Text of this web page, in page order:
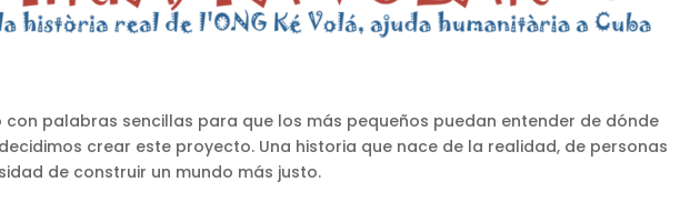
palabras sencillas para que los más pequeños puedan entender de dónde
crear este proyecto. Una historia que nace de la realidad, de personas
de construir un mundo más justo.